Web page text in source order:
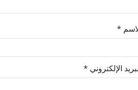
*
الإلكتروني *